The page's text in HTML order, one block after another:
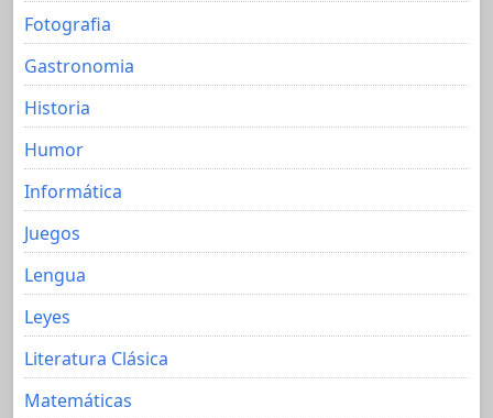
Fotografia
Gastronomia
Historia
Humor
Informática
Juegos
Lengua
Leyes
Literatura Clásica
Matemáticas